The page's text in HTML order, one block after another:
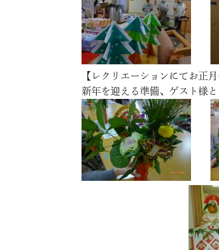
【レクリエーションにてお正
新年を迎える準備、ゲスト様